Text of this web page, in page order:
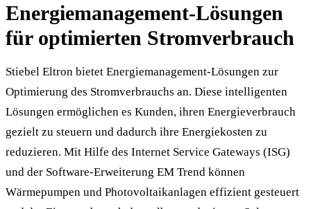
Energiemanagement-Lösungen
für optimierten Stromverbrauch
Stiebel Eltron bietet Energiemanagement-Lösungen zur
Optimierung des Stromverbrauchs an. Diese intelligenten
Lösungen ermöglichen es Kunden, ihren Energieverbrauch
gezielt zu steuern und dadurch ihre Energiekosten zu
reduzieren. Mit Hilfe des Internet Service Gateways (ISG)
und der Software-Erweiterung EM Trend können
Wärmepumpen und Photovoltaikanlagen effizient gesteuert